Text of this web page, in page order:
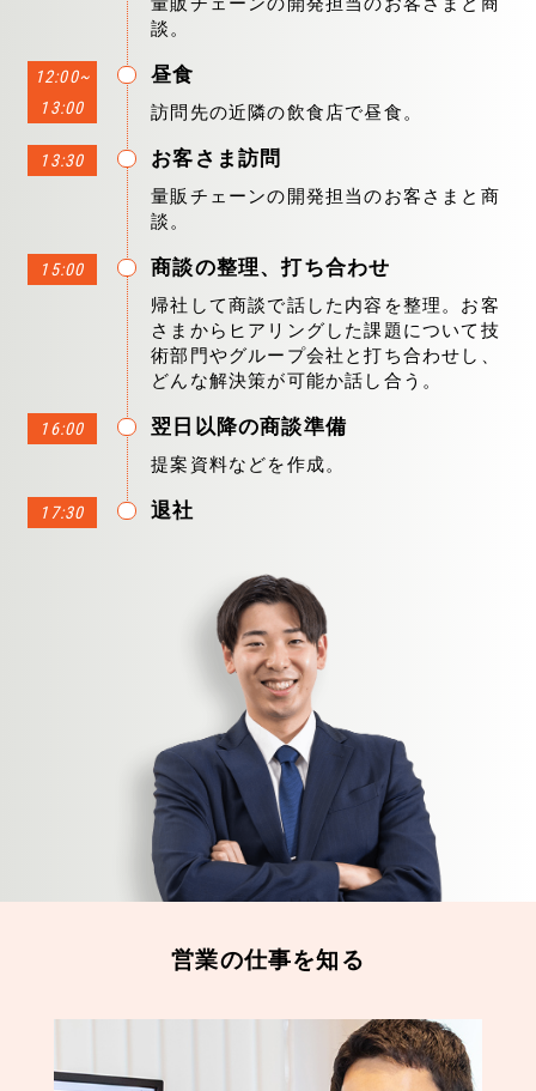
談。
12:00~
13:00
昼食
訪問先の近隣の飲食店で昼食。
13:30 お客さま訪問
量販チェーンの開発担当のお客さまと商
談。
15:00 商談の整理、打ち合わせ
帰社して商談で話した内容を整理。お客
さまからヒアリングした課題について技
術部門やグループ会社と打ち合わせし、
どんな解決策が可能か話し合う。
16:00 翌日以降の商談準備
提案資料などを作成。
17:30 退社
営業の仕事を知る